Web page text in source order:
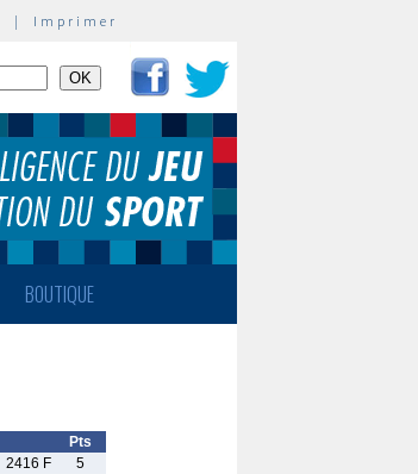
| Imprimer
BOUTIQUE
Pts
2416 F
5